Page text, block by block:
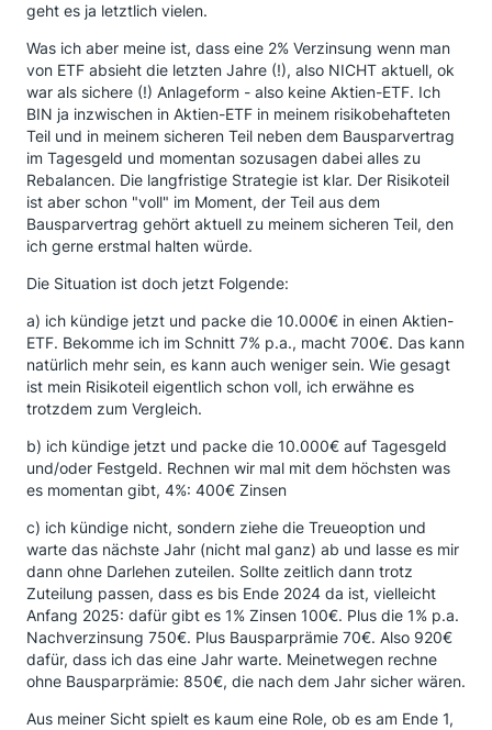
geht es ja letztlich vielen.
Was ich aber meine ist, dass eine 2% Verzinsung wenn man
von ETF absieht die letzten Jahre (!), also NICHT aktuell, ok
war als sichere (!) Anlageform - also keine Aktien-ETF. Ich
BIN ja inzwischen in Aktien-ETF in meinem risikobehafteten
Teil und in meinem sicheren Teil neben dem Bausparvertrag
im Tagesgeld und momentan sozusagen dabei alles zu
Rebalancen. Die langfristige Strategie ist klar. Der Risikoteil
ist aber schon "voll" im Moment, der Teil aus dem
Bausparvertrag gehört aktuell zu meinem sicheren Teil, den
ich gerne erstmal halten würde.
Die Situation ist doch jetzt Folgende:
a) ich kündige jetzt und packe die 10.000€ in einen Aktien-
ETF. Bekomme ich im Schnitt 7% p.a., macht 700€. Das kann
natürlich mehr sein, es kann auch weniger sein. Wie gesagt
ist mein Risikoteil eigentlich schon voll, ich erwähne es
trotzdem zum Vergleich.
b) ich kündige jetzt und packe die 10.000€ auf Tagesgeld
und/oder Festgeld. Rechnen wir mal mit dem höchsten was
es momentan gibt, 4%: 400€ Zinsen
c) ich kündige nicht, sondern ziehe die Treueoption und
warte das nächste Jahr (nicht mal ganz) ab und lasse es mir
dann ohne Darlehen zuteilen. Sollte zeitlich dann trotz
Zuteilung passen, dass es bis Ende 2024 da ist, vielleicht
Anfang 2025: dafür gibt es 1% Zinsen 100€. Plus die 1% p.a.
Nachverzinsung 750€. Plus Bausparprämie 70€. Also 920€
dafür, dass ich das eine Jahr warte. Meinetwegen rechne
ohne Bausparprämie: 850€, die nach dem Jahr sicher wären.
Aus meiner Sicht spielt es kaum eine Role, ob es am Ende 1,